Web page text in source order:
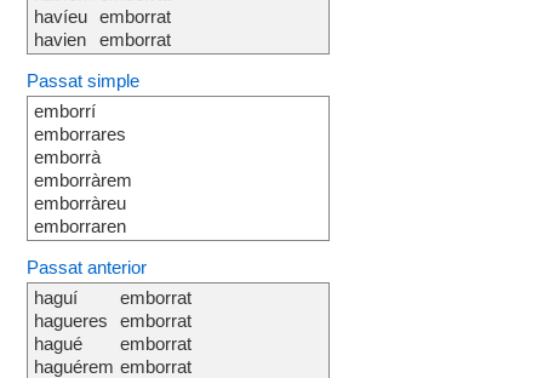
havíeu
havien
emborrat
emborrat
Passat simple
emborrí
emborrares
emborrà
emborràrem
emborràreu
emborraren
Passat anterior
haguí
hagueres
hagué
haguérem
emborrat
emborrat
emborrat
emborrat